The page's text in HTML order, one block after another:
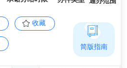
收藏
简版指南